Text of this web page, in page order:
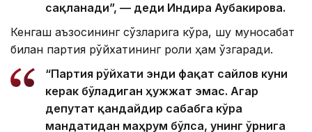
сақланади”, — деди Индира Аубакирова.
Кенгаш аъзосининг сўзларига кўра, шу муносабат
билан партия рўйхатининг роли ҳам ўзгаради.
“Партия рўйхати энди фақат сайлов куни
керак бўладиган ҳужжат эмас. Агар
депутат қандайдир сабабга кўра
мандатидан маҳрум бўлса, унинг ўрнига